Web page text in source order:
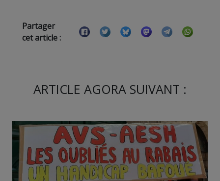
Partager
cet article :
ARTICLE AGORA SUIVANT :